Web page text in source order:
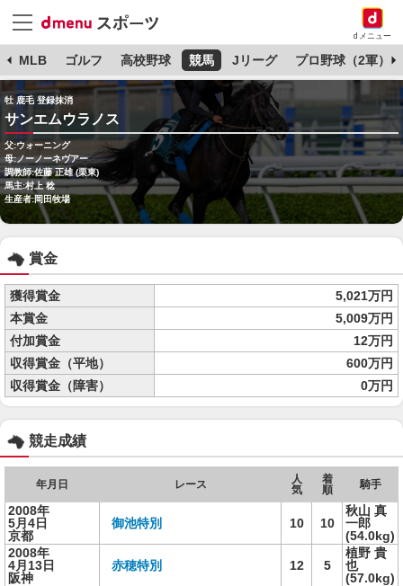
dメニュー
MLB ゴルフ 高校野球 競馬 Jリーグ プロ野球（2軍）
牡 鹿毛 登録抹消
サンエムウラノス
父:ウォーニング
母:ノーノーネヴアー
調教師:佐藤 正雄 (栗東)
馬主:村上 稔
生産者:岡田牧場
賞金
獲得賞金
5,021万円
本賞金
5,009万円
付加賞金
12万円
収得賞金（平地）
600万円
収得賞金（障害）
0万円
競走成績
年月日 レース
人
気
着
順
騎手
2008年
5月4日
京都
御池特別 10 10
秋山 真
一郎
(54.0kg)
2008年
4月13日
阪神
赤穂特別 12 5
植野 貴
也
(57.0kg)